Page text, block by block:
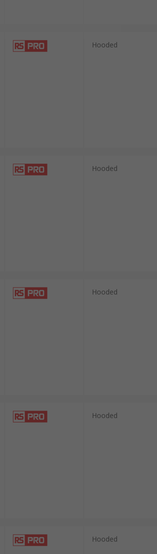
Hooded
Hooded
Hooded
Hooded
Hooded